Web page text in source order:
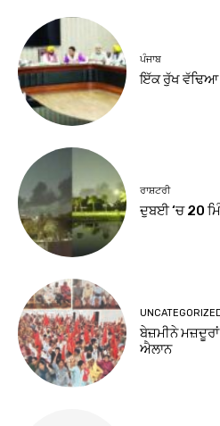
ਪੰਜਾਬ
ਇੱਕ ਰੁੱਖ ਵੱਢਿਆ
ਰਾਸ਼ਟਰੀ
ਦੁਬਈ ‘ਚ 20
ਬੇਜ਼ਮੀਨੇ
ਐਲਾਨ